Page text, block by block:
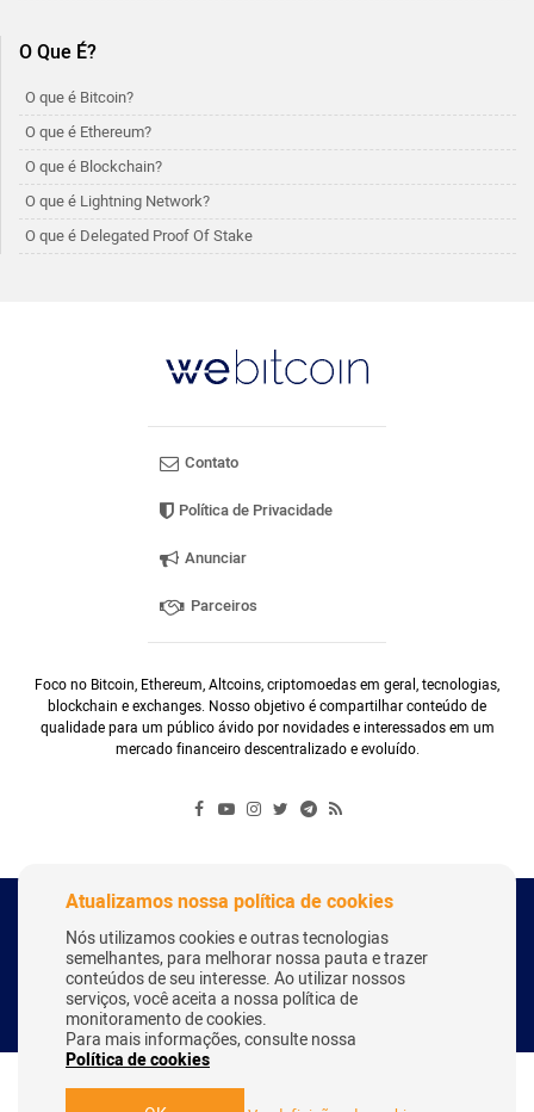
O Que É?
O que é Bitcoin?
O que é Ethereum?
O que é Blockchain?
O que é Lightning Network?
O que é Delegated Proof Of Stake
Contato
Política de Privacidade
Anunciar
Parceiros
Foco no Bitcoin, Ethereum, Altcoins, criptomoedas em geral, tecnologias,
blockchain e exchanges. Nosso objetivo é compartilhar conteúdo de
qualidade para um público ávido por novidades e interessados em um
mercado financeiro descentralizado e evoluído.
Copyright Webitcoin 2018 - Todos os Direitos Reservados
Desenvolvido por: Herick Correa
Atualizamos nossa política de cookies
Nós utilizamos cookies e outras tecnologias
semelhantes, para melhorar nossa pauta e trazer
conteúdos de seu interesse. Ao utilizar nossos
serviços, você aceita a nossa política de
monitoramento de cookies.
Para mais informações, consulte nossa
Política de cookies